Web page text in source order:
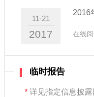
11-21
2017
2016
在线
临时报告
*详见指定信息披露